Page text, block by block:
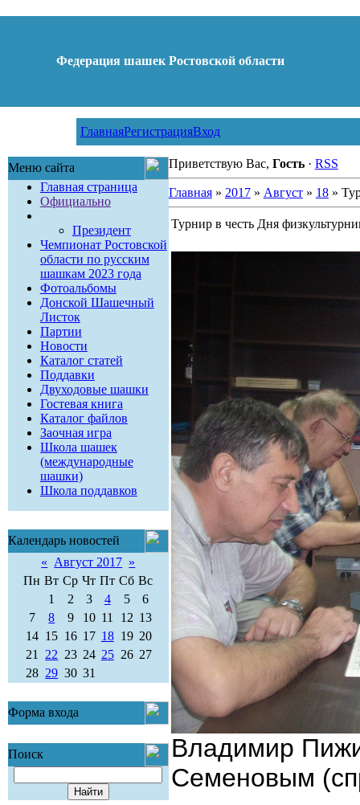
Федерация шашек Ростовской области
ГлавнаяРегистрацияВход
Меню сайта
Главная страница
Официально
Президент
Чемпионат Ростовской
области по русским
шашкам 2023 года
Фотоальбомы
Донской Шашечный
Листок
Партии
Новости
Каталог статей
Поддавки
Двуходовые шашки
Гостевая книга
Каталог файлов
Заочная игра
Школа шашек
(международные
шашки)
Школа поддавков
Календарь новостей
« Август 2017 »
Пн Вт Ср Чт Пт Сб Вс
1
2 3 4 5
6
7
8 9 10 11 12 13
14 15 16 17 18 19 20
21
22 23 24 25 26 27
28 29 30 31
Форма входа
Поиск
Приветствую Вас, Гость· RSS
Главная» 2017 » Август » 18»
Турнир в честь Дня
Владимир
Семеновым